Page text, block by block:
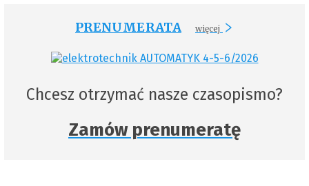
PRENUMERATA więcej
Chcesz otrzymać nasze czasopismo?
Zamów prenumeratę